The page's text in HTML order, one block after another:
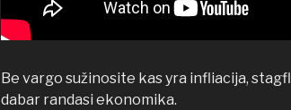
Be vargo sužinosite kas yra infliacija,
dabar randasi ekonomika.